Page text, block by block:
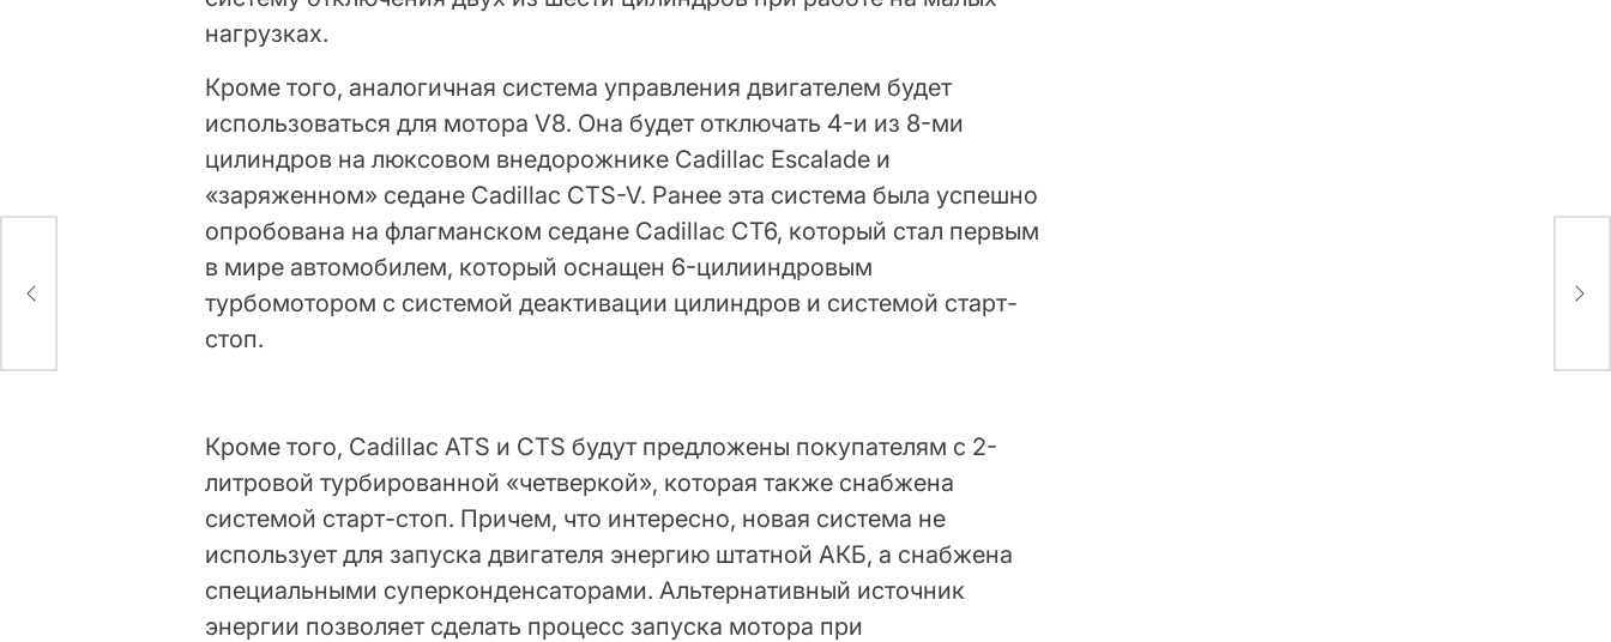
нагрузках.
Кроме того, аналогичная система управления двигателем будет
использоваться для мотора V8. Она будет отключать 4-и из 8-ми
цилиндров на люксовом внедорожнике Cadillac Escalade и
«заряженном» седане Cadillac CTS-V. Ранее эта система была успешно
опробована на флагманском седане Cadillac CT6, который стал первым
в мире автомобилем, который оснащен 6-цилииндровым
турбомотором с системой деактивации цилиндров и системой старт-
стоп.
Кроме того, Cadillac ATS и CTS будут предложены покупателям с 2-
литровой турбированной «четверкой», которая также снабжена
системой старт-стоп. Причем, что интересно, новая система не
использует для запуска двигателя энергию штатной АКБ, а снабжена
специальными суперконденсаторами. Альтернативный источник
энергии позволяет сделать процесс запуска мотора при